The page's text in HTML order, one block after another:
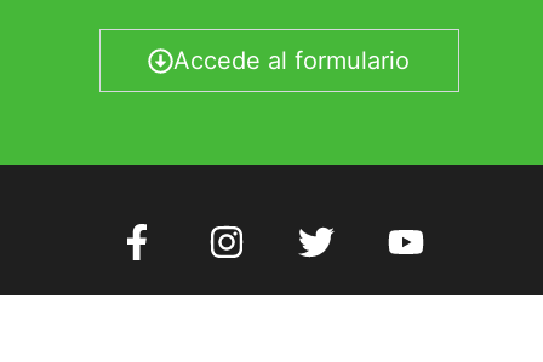
Accede al formulario